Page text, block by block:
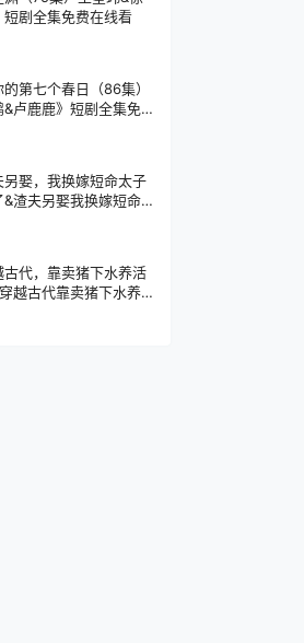
短剧全集免费在线看
的第七个春日（86集）
&卢鹿鹿》短剧全集免
另娶，我换嫁短命太子
&渣夫另娶我换嫁短命
宠了（77集）AI短剧》
免费在线看
古代，靠卖猪下水养活
越古代靠卖猪下水养
（88集）杨霖＆牛欣欣
睿＆徐大宁》短剧全集